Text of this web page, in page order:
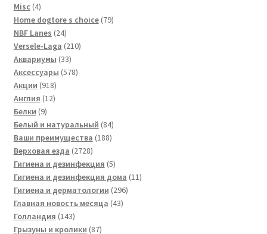
Misc 44
товара
Home dogtore s choice 7979
NBF Lanes 2424
товара
Versele-Laga 210210
Аквариумы 3333
товара
Аксессуары 578578
Акции 918918
товаров
Англия 1212
Белки 99
товаров
Белый и натуральный 8484
товара
Ваши преимущества 188188
Верховая езда 27282728
товаров
Гигиена и дезинфекция 55
товаров
Гигиена и дезинфекция дома 1111
Гигиена и дерматологии 296296
Главная новость месяца 4343
Голландия 143143
товара
Грызуны и кролики 8787